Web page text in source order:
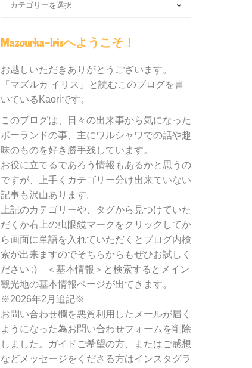
内
の
テ
ゴ
リ
別
検
索
Mazourka-Irisへようこそ！
お越しいただきありがとうございます。
「マズルカ イリス」と読むこのブログを書
いているKaoriです。
このブログは、日々の出来事から気になった
ポーランドの事、主にワルシャワでの話や趣
味のものを好き勝手残しています。
お役に立てるであろう情報もあるかと思うの
ですが、上手くカテゴリー分け出来ていない
記事も沢山あります。
上記のカテゴリーや、タグから見つけていた
だくか右上の虫眼鏡マークをクリックしてか
ら画面に単語を入れていただくとブログ内検
索が出来ますのでそちらからもぜひお試しく
ださい :) ＜基本情報＞と検索するとメイン
観光地の基本情報ページが出てきます。
※2026年2月追記※
お問い合わせ欄を悪質利用したメールが届く
ようになった為お問い合わせフォームを削除
しました。ガイドご希望の方、またはご感想
などメッセージをくださる方はインスタグラ